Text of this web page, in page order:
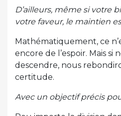
D’ailleurs, même si votre
votre faveur, le maintien
Mathématiquement, ce
encore de l’espoir. Mais si
descendre, nous
certitude.
Avec un objectif précis